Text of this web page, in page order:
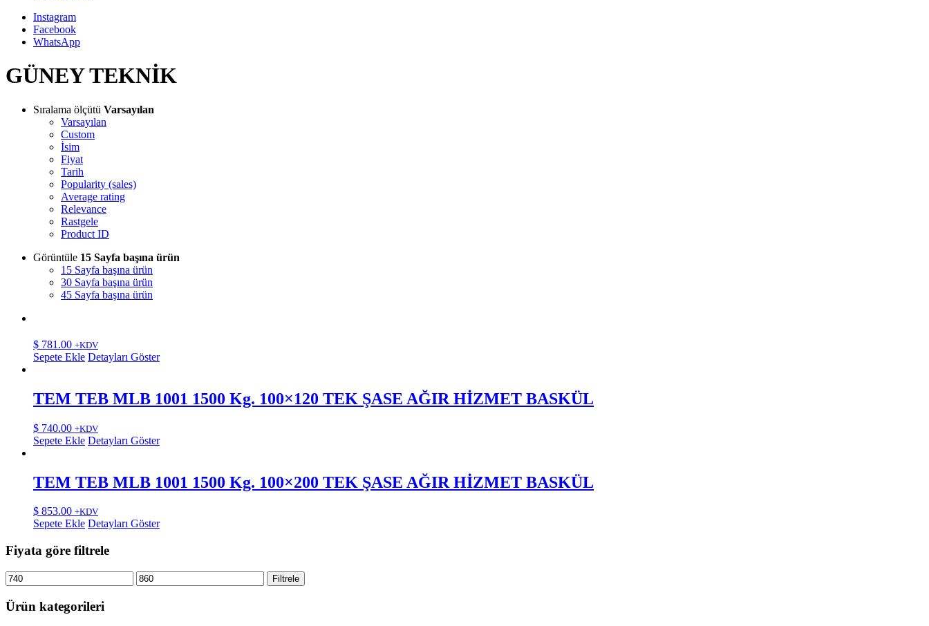
Instagram
Facebook
WhatsApp
GÜNEY TEKNİK
Sıralama ölçütü Varsayılan
Varsayılan
Custom
İsim
Fiyat
Tarih
Popularity (sales)
Average rating
Relevance
Rastgele
Product ID
Görüntüle 15 Sayfa başına ürün
15 Sayfa başına ürün
30 Sayfa başına ürün
45 Sayfa başına ürün
$ 781.00 +KDV
Sepete Ekle Detayları Göster
TEM TEB MLB 1001 1500 Kg. 100×120 TEK ŞASE AĞIR HİZMET BASKÜL
$ 740.00 +KDV
Sepete Ekle Detayları Göster
TEM TEB MLB 1001 1500 Kg. 100×200 TEK ŞASE AĞIR HİZMET BASKÜL
$ 853.00 +KDV
Sepete Ekle Detayları Göster
Fiyata göre filtrele
En
düşük
fiyat
En
yüksek
Filtrele
Ürün kategorileri